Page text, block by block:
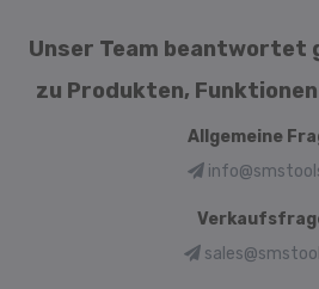
Unser Team beantwortet
zu Produkten,
Allgemeine